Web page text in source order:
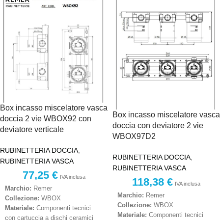
Box incasso miscelatore vasca
doccia 2 vie WBOX92 con
deviatore verticale
RUBINETTERIA DOCCIA
RUBINETTERIA VASCA
77,25 € IVA inclusa
Marchio: Remer
Collezione: WBOX
Materiale: Componenti tecnici
con cartuccia a dischi ceramici
Box incasso miscelatore vasca
doccia con deviatore 2 vie
WBOX97D2
RUBINETTERIA DOCCIA
RUBINETTERIA VASCA
118,38 € IVA inclusa
Marchio: Remer
Collezione: WBOX
Materiale: Componenti tecnici